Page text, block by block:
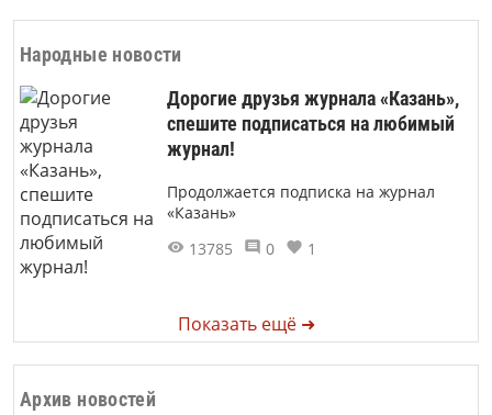
Народные новости
Дорогие друзья журнала «Казань»,
спешите подписаться на любимый
журнал!
Продолжается подписка на журнал
«Казань»
13785
0 1
Показать ещё ➜
Архив новостей